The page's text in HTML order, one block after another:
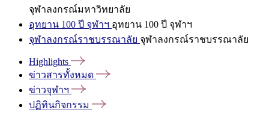
จุฬาลงกรณ์มหาวิทยาลัย
อุทยาน 100 ปี จุฬาฯ อุทยาน 100 ปี จุฬาฯ
จุฬาลงกรณ์ราชบรรณาลัย จุฬาลงกรณ์ราชบรรณาลัย
Highlights
ข่าวสารทั้งหมด
ข่าวจุฬาฯ
ปฏิทินกิจกรรม